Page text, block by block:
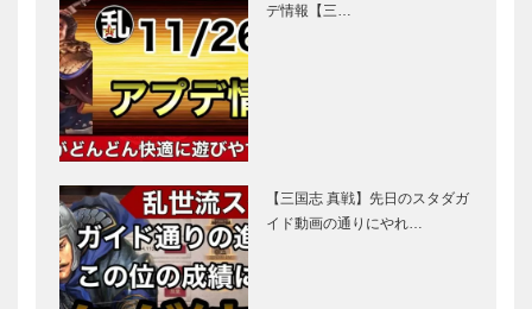
デ情報【三…
【三国志 真戦】先日のスタダガ
イド動画の通りにやれ…